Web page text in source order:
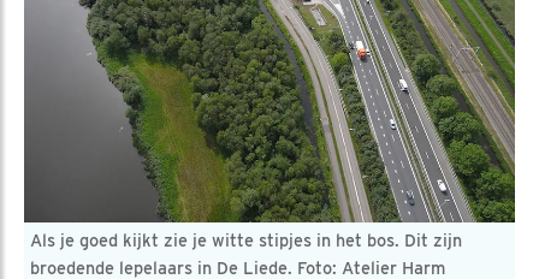
Als je goed kijkt zie je witte stipjes in het bos. Dit zijn
broedende lepelaars in De Liede. Foto: Atelier Harm